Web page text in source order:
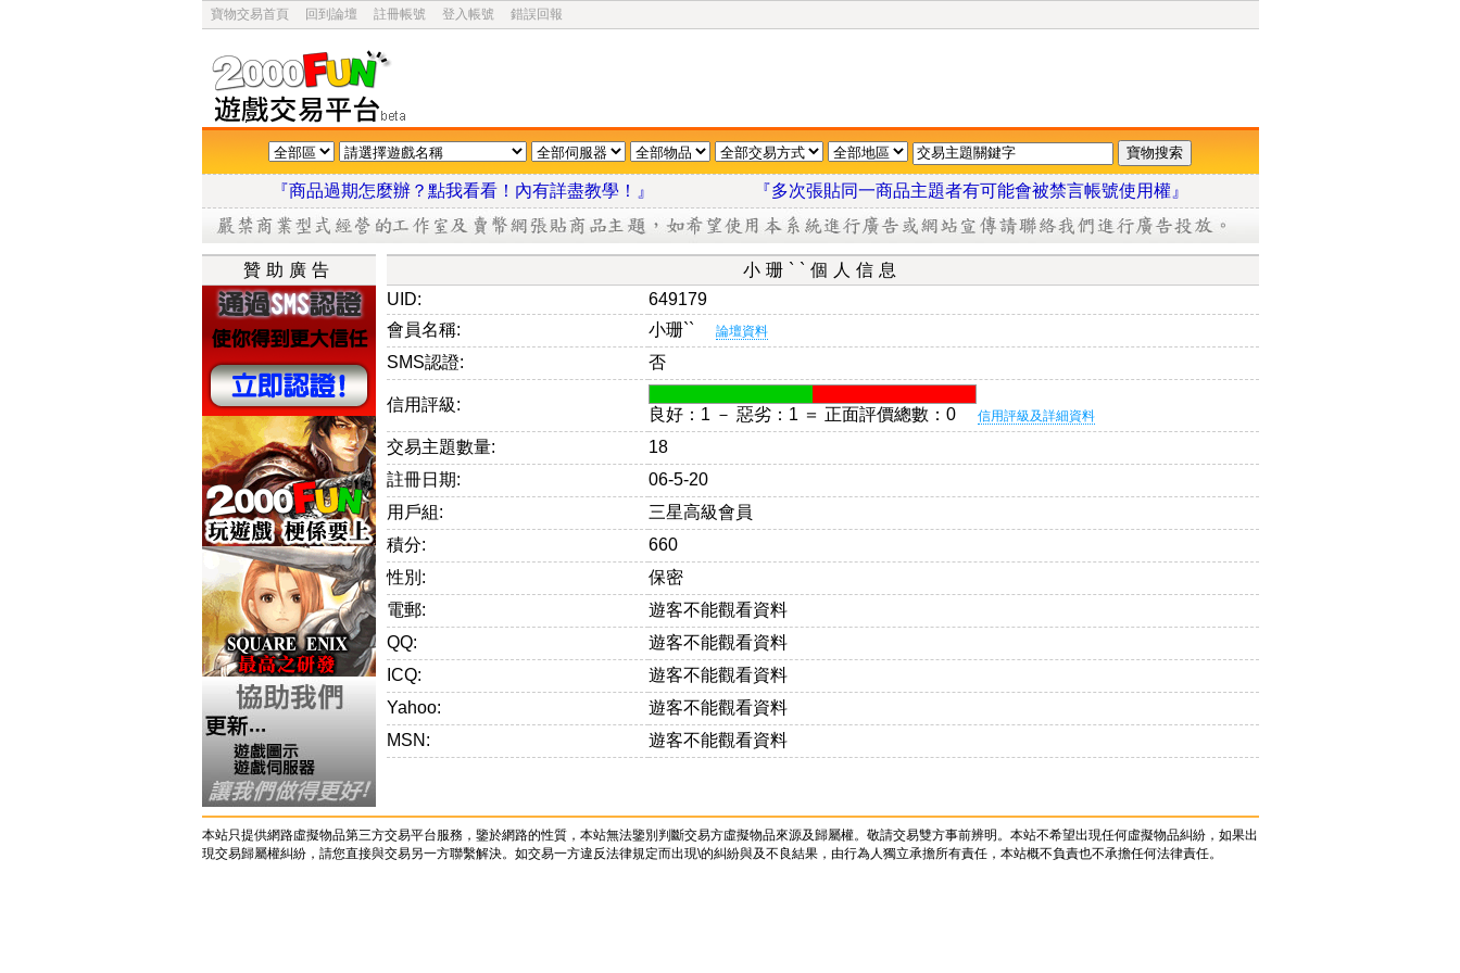
寶物交易首頁 回到論壇 註冊帳號 登入帳號 錯誤回報
『商品過期怎麼辦？點我看看！內有詳盡教學！』 『多次張貼同一商品主題者有可能會被禁言帳號使用權』
贊助廣告
小珊``個人信息
UID:
649179
會員名稱:
小珊`` 論壇資料
SMS認證: 否
信用評級:
良好：1 － 惡劣：1 ＝ 正面評價總數：0 信用評級及詳細資料
交易主題數量:
18
註冊日期:
06-5-20
用戶組:
三星高級會員
積分:
660
性別:
保密
電郵:
遊客不能觀看資料
QQ:
遊客不能觀看資料
ICQ:
遊客不能觀看資料
Yahoo:
遊客不能觀看資料
MSN:
遊客不能觀看資料
本站只提供網路虛擬物品第三方交易平台服務，鑒於網路的性質，本站無法鑒別判斷交易方虛擬物品來源及歸屬權。敬請交易雙方事前辨明。本站不希望出現任何虛擬物品糾紛，如果出
現交易歸屬權糾紛，請您直接與交易另一方聯繫解決。如交易一方違反法律規定而出現\的糾紛與及不良結果，由行為人獨立承擔所有責任，本站概不負責也不承擔任何法律責任。